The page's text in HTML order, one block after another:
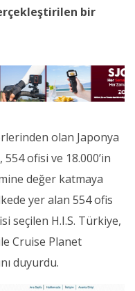
bir
olan Japonya
ofisi ve 18.000’in
değer katmaya
yer alan 554 ofis
seçilen H.I.S. Türkiye,
Cruise Planet
duyurdu.